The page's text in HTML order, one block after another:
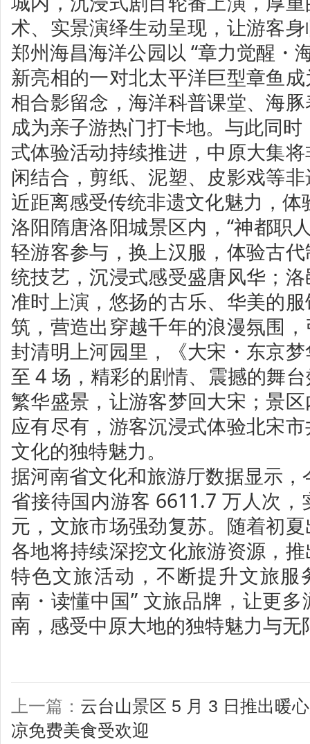
术、实景演绎生动呈现，让游客
郑州海昌海洋公园以 “章力觉醒・
新亮相的一对北太平洋巨型章鱼
相合影留念，海洋科普课堂、海
成为亲子游热门打卡地。与此同时
式体验活动持续推进，中原大集
闲结合，剪纸、泥塑、皮影戏等
近距离感受传统非遗文化魅力，
洛阳隋唐洛阳城景区内，“神都职
轻游客参与，换上汉服，体验古
统技艺，沉浸式感受盛唐风华；
准时上演，悠扬的古乐、华美的
筑，营造出穿越千年的浪漫氛围
封清明上河园里，《大宋・东京
至 4 场，精彩的剧情、震撼的舞
繁华盛景，让游客梦回大宋；景
应有尽有，游客沉浸式体验北宋
文化的独特魅力。
据河南省文化和旅游厅数据显示，
省接待国内游客 6611.7 万人次
元，文旅市场强劲复苏。随着初
各地将持续深挖文化旅游资源，
特色文旅活动，不断提升文旅服
南・读懂中国” 文旅品牌，让更
南，感受中原大地的独特魅力与无
上一篇： 云台山景区 5 月 3 日推出暖
凉免费美食受欢迎